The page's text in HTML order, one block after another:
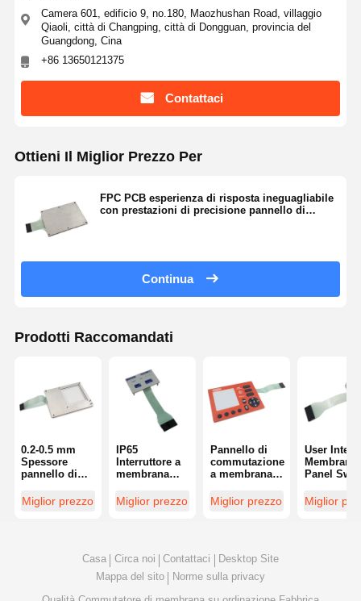
Camera 601, edificio 9, no.180, Maozhushan Road, villaggio
Qiaoli, città di Changping, città di Dongguan, provincia del
Guangdong, Cina
+86 13650121375
Contattaci
Ottieni Il Miglior Prezzo Per
FPC PCB esperienza di risposta ineguagliabile
con prestazioni di precisione pannello di
Continua
Prodotti Raccomandati
0.2-0.5 mm
Spessore
pannello di
membrana
poliestere
Miglior prezzo
IP65
Interruttore a
membrana
Resistenza
chimica
Miglior prezzo
Pannello di
commutazione
a membrana
impermeabile
alla polvere
Miglior prezzo
User
Membrane
Panel
ingegneria
Miglior
Casa Circa noi Contattaci
Desktop Site
Mappa del sito
Norme sulla privacy